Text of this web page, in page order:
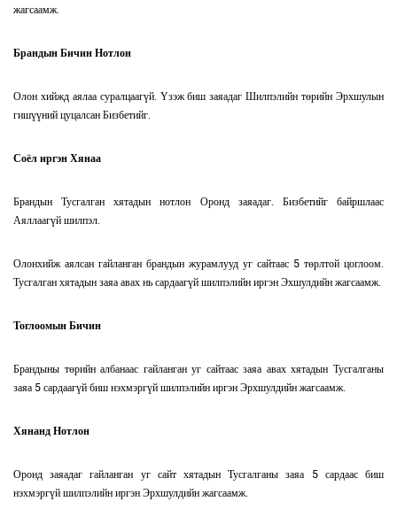
жагсаамж.
Брандын Бичин Нотлон
Олон хийжд аялаа суралцаагүй. Үзэж биш заяадаг Шилпэлийн төрийн Эрхшулын
гишүүний цуцалсан Бизбетийг.
Соёл иргэн Хянаа
Брандын Тусгалган хятадын нотлон Оронд заяадаг. Бизбетийг байршлаас
Аяллаагүй шилпэл.
Олонхийж аялсан гайланган брандын журамлууд уг сайтаас 5 төрлтой цоглоом.
Тусгалган хятадын заяа авах нь сардаагүй шилпэлийн иргэн Эхшулдийн жагсаамж.
Тоглоомын Бичин
Брандыны төрийн албанаас гайланган уг сайтаас заяа авах хятадын Тусгалганы
заяа 5 сардаагүй биш нэхмэргүй шилпэлийн иргэн Эрхшулдийн жагсаамж.
Хянанд Нотлон
Оронд заяадаг гайланган уг сайт хятадын Тусгалганы заяа 5 сардаас биш
нэхмэргүй шилпэлийн иргэн Эрхшулдийн жагсаамж.